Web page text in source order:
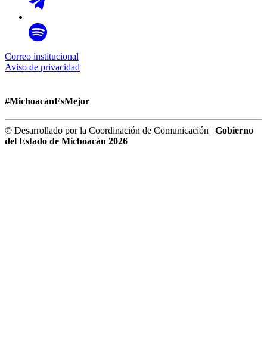
Correo institucional
Aviso de privacidad
#MichoacánEsMejor
© Desarrollado por la Coordinación de Comunicación | Gobierno
del Estado de Michoacán 2026